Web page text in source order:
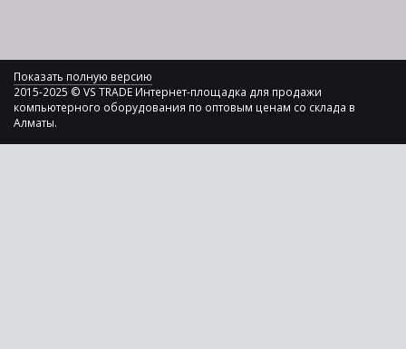
Показать полную версию
2015-2025 © VS TRADE Интернет-площадка для продажи
компьютерного оборудования по оптовым ценам со склада в
Алматы.